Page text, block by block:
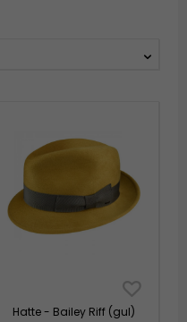
Hatte - Bailey Riff (gul)